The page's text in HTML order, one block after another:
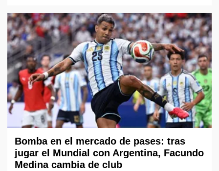
Bomba en el mercado de pases: tras
jugar el Mundial con Argentina, Facundo
Medina cambia de club